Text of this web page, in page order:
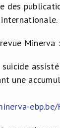
des
Minerva :
une